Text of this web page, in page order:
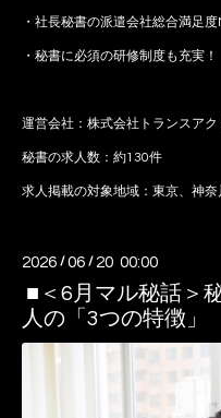
・社長秘書の派遣会社総合満足度
・秘書に必須の研修制度も充実！
運営会社 ： 株式会社トランスアク
秘書の求人数：約130件
求人掲載の対象地域：東京、神
2026 /06 / 20 00:00
■＜6月マル秘話＞
人の「3つの特徴」